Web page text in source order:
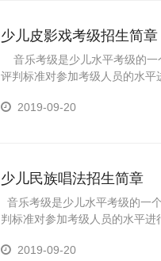
少儿皮影戏考级招生简章
音乐考级是少儿水平考级的一
评判标准对参加考级人员的水
视野、陶冶情操、树立自信，增
2019-09-20
少儿民族唱法招生简章
音乐考级是少儿水平考级的一
判标准对参加考级人员的水平
视野、陶冶情操、树立自信，增
2019-09-20